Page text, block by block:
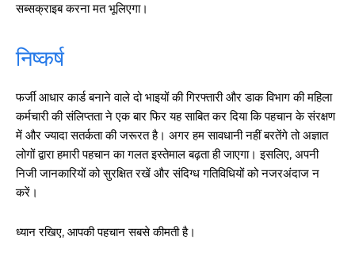
गुरुग्राम।
सब्सक्राइब करना मत भूलिएगा।
निष्कर्ष
फर्जी आधार कार्ड बनाने वाले दो भाइयों की गिरफ्तारी और डाक विभाग की महिला
कर्मचारी की संलिप्तता ने एक बार फिर यह साबित कर दिया कि पहचान के संरक्षण
में और ज्यादा सतर्कता की जरूरत है। अगर हम सावधानी नहीं बरतेंगे तो अज्ञात
लोगों द्वारा हमारी पहचान का गलत इस्तेमाल बढ़ता ही जाएगा। इसलिए, अपनी
निजी जानकारियों को सुरक्षित रखें और संदिग्ध गतिविधियों को नजरअंदाज न
करें।
ध्यान रखिए, आपकी पहचान सबसे कीमती है।